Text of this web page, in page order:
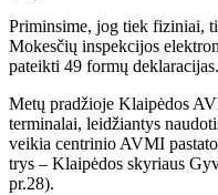
Priminsime, jog tiek fiziniai,
Mokesčių inspekcijos
pateikti 49 formų deklaracijas.
Metų pradžioje Klaipėdos
terminalai, leidžiantys
veikia centrinio AVMI
trys – Klaipėdos skyriaus
pr.28).